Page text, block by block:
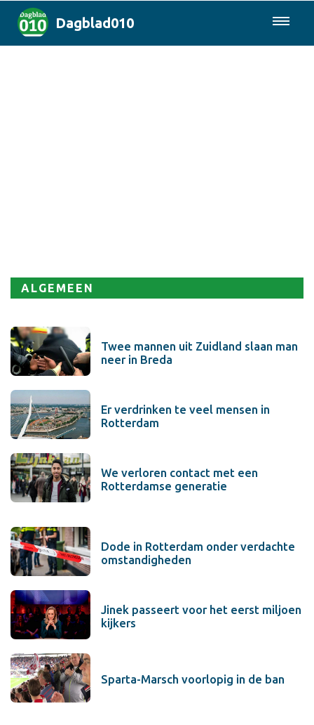
Dagblad010
ALGEMEEN
Twee mannen uit Zuidland slaan man
neer in Breda
Er verdrinken te veel mensen in
Rotterdam
We verloren contact met een
Rotterdamse generatie
Dode in Rotterdam onder verdachte
omstandigheden
Jinek passeert voor het eerst miljoen
kijkers
Sparta-Marsch voorlopig in de ban